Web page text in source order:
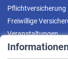
Pflichtversicherung
Freiwillige
Veranstaltungen